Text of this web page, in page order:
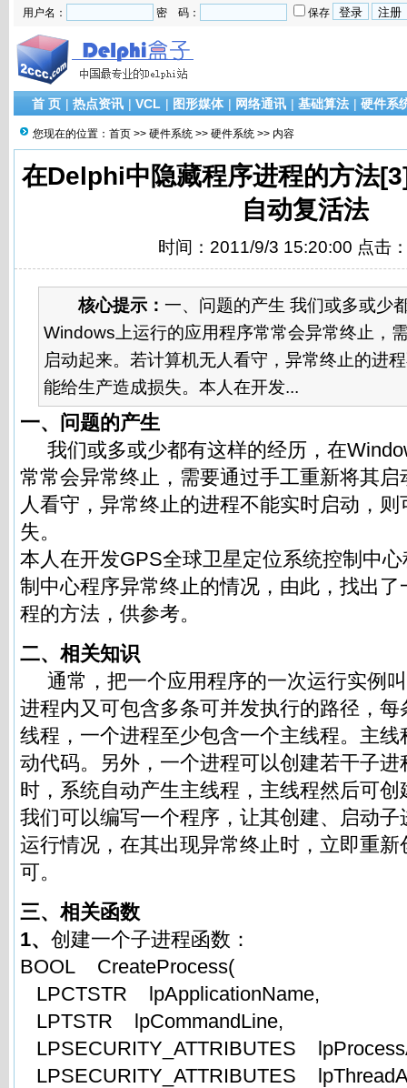
用户名： 密 码： 保存
首 页 | 热点资讯 | VCL | 图形媒体 | 网络通讯 | 基础算法 | 硬件系
您现在的位置： 首页 >> 硬件系统 >> 硬件系统 >> 内容
在Delphi中隐藏程序进程的方法
自动复活法
时间：2011/9/3 15:20:00 点击
核心提示： 一、问题的产生 我们或多或少
Windows上运行的应用程序常常会异常终止，
启动起来。若计算机无人看守，异常终止的进
能给生产造成损失。本人在开发...
一、问题的产生
我们或多或少都有这样的经历，在
常常会异常终止，需要通过手工重新将其
人看守，异常终止的进程不能实时启动，
失。
本人在开发GPS全球卫星定位系统控制中
制中心程序异常终止的情况，由此，找出
程的方法，供参考。
二、相关知识
通常，把一个应用程序的一次运行实例
进程内又可包含多条可并发执行的路径，
线程，一个进程至少包含一个主线程。主
动代码。另外，一个进程可以创建若干子
时，系统自动产生主线程，主线程然后可
我们可以编写一个程序，让其创建、启动
运行情况，在其出现异常终止时，立即重
可。
三、相关函数
1、 创建一个子进程函数：
BOOL CreateProcess(
LPCTSTR lpApplicationName,
LPTSTR lpCommandLine,
LPSECURITY_ATTRIBUTES
LPSECURITY_ATTRIBUTES